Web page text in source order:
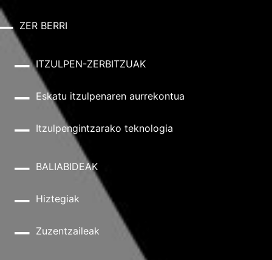
ZER BERRI
ITZULPEN-ZERBITZUAK
Eskatu itzulpenaren aurrekontua
Itzulpengintzarako teknologia
BALIABIDEAK
Hiztegiak
Zuzentzaileak